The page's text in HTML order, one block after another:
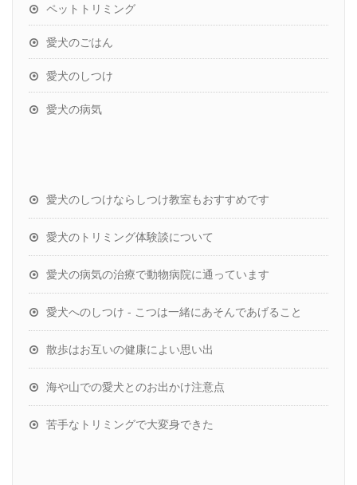
ペットトリミング
愛犬のごはん
愛犬のしつけ
愛犬の病気
愛犬のしつけならしつけ教室もおすすめです
愛犬のトリミング体験談について
愛犬の病気の治療で動物病院に通っています
愛犬へのしつけ - こつは一緒にあそんであげること
散歩はお互いの健康によい思い出
海や山での愛犬とのお出かけ注意点
苦手なトリミングで大変身できた